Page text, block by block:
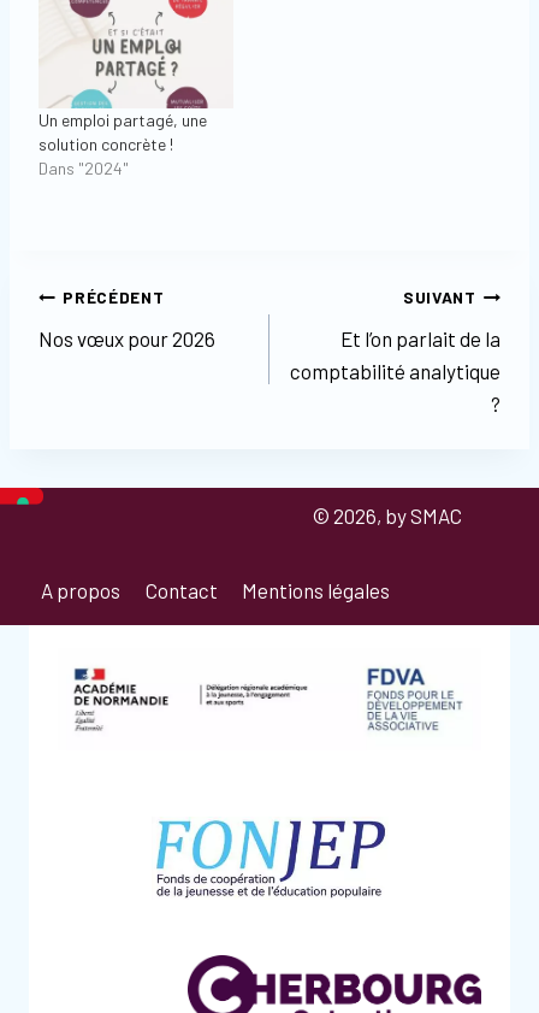
Un emploi partagé, une
solution concrète !
Dans "2024"
Navigation
de
PRÉCÉDENT
Nos vœux pour 2026
SUIVANT
Et l’on parlait de la
comptabilité analytique
?
© 2026, by SMAC
A propos Contact Mentions légales